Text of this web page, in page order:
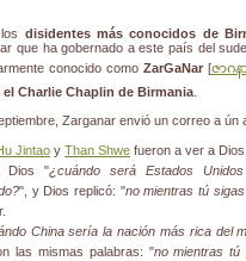
disidentes más conocidos de
que ha gobernado a este país del
conocido como ZarGaNar [ဇာဂန
el Charlie Chaplin de Birmania
Zarganar envió un correo a ún
Jintao y Than Shwe fueron a ver a Dios.
Dios "¿cuándo será Estados
", y Dios replicó: "no mientras tú
China sería la nación más rica del
las mismas palabras: "no mientras tú